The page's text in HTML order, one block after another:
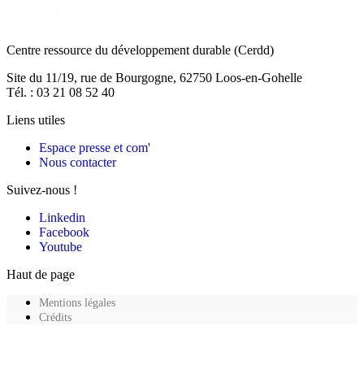
Centre ressource du développement durable (Cerdd)
Site du 11/19, rue de Bourgogne, 62750 Loos-en-Gohelle
Tél. : 03 21 08 52 40
Liens utiles
Espace presse et com'
Nous contacter
Suivez-nous !
Linkedin
Facebook
Youtube
Haut de page
Mentions légales
Crédits